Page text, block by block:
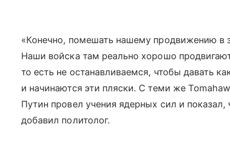
«Конечно, помешать нашему продвижению в
Наши войска там реально хорошо
то есть не останавливаемся, чтобы давать
и начинаются эти пляски. С теми же
Путин провел учения ядерных сил и
добавил политолог.